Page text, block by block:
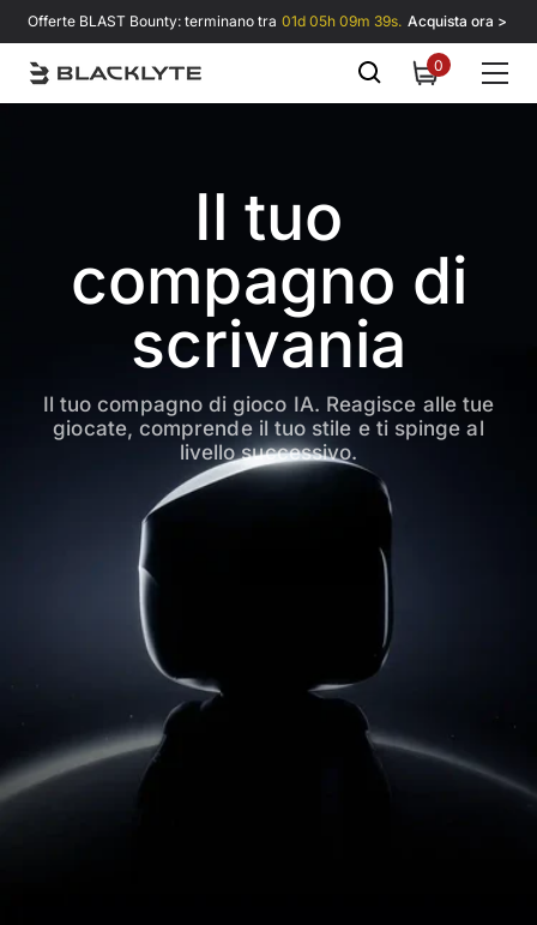
Vai al contenuto
Offerte BLAST Bounty: terminano tra 01d 05h 09m 38s. Acquista ora >
00
items
Il tuo
compagno di
scrivania
Il tuo compagno di gioco IA. Reagisce alle tue
giocate, comprende il tuo stile e ti spinge al
livello successivo.